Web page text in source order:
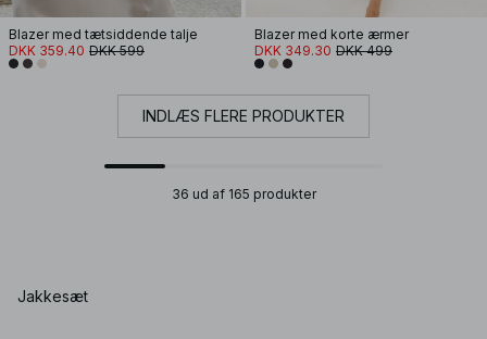
Blazer med tætsiddende talje
DKK 359.40 DKK 599
Blazer med korte ærmer
DKK 349.30 DKK 499
INDLÆS FLERE PRODUKTER
36 ud af 165 produkter
Jakkesæt